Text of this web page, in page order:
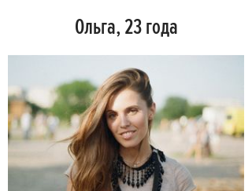
Ольга, 23 года